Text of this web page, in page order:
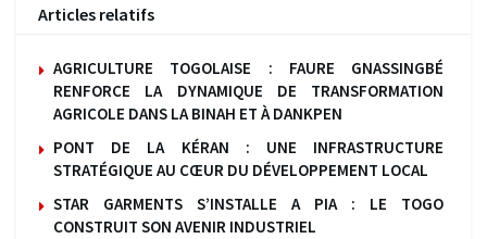
Articles relatifs
AGRICULTURE TOGOLAISE : FAURE GNASSINGBÉ
RENFORCE LA DYNAMIQUE DE TRANSFORMATION
AGRICOLE DANS LA BINAH ET À DANKPEN
PONT DE LA KÉRAN : UNE INFRASTRUCTURE
STRATÉGIQUE AU CŒUR DU DÉVELOPPEMENT LOCAL
STAR GARMENTS S’INSTALLE A PIA : LE TOGO
CONSTRUIT SON AVENIR INDUSTRIEL